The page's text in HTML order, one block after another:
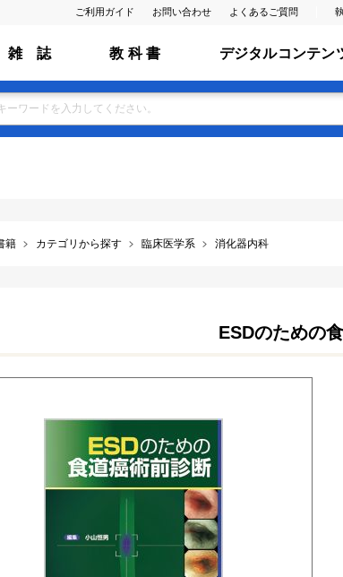
ご利用ガイド お問い合わせ よくあるご質問
雑 誌 教 科 書 デジタルコンテン
籍 カテゴリから探す 臨床医学系 消化器内科
ESDのための